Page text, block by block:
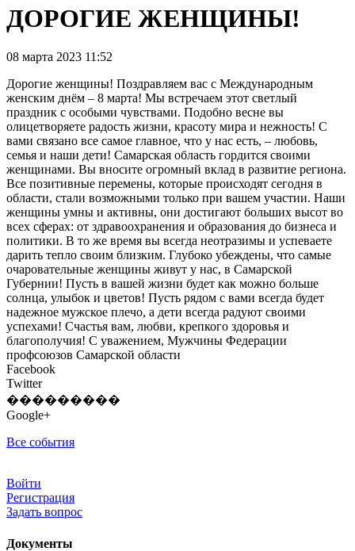
ДОРОГИЕ ЖЕНЩИНЫ!
08 марта 2023 11:52
Дорогие женщины! Поздравляем вас с Международным
женским днём – 8 марта! Мы встречаем этот светлый
праздник с особыми чувствами. Подобно весне вы
олицетворяете радость жизни, красоту мира и нежность! С
вами связано все самое главное, что у нас есть, – любовь,
семья и наши дети! Самарская область гордится своими
женщинами. Вы вносите огромный вклад в развитие региона.
Все позитивные перемены, которые происходят сегодня в
области, стали возможными только при вашем участии. Наши
женщины умны и активны, они достигают больших высот во
всех сферах: от здравоохранения и образования до бизнеса и
политики. В то же время вы всегда неотразимы и успеваете
дарить тепло своим близким. Глубоко убеждены, что самые
очаровательные женщины живут у нас, в Самарской
Губернии! Пусть в вашей жизни будет как можно больше
солнца, улыбок и цветов! Пусть рядом с вами всегда будет
надежное мужское плечо, а дети всегда радуют своими
успехами! Счастья вам, любви, крепкого здоровья и
благополучия! С уважением, Мужчины Федерации
профсоюзов Самарской области
Facebook
Twitter
���������
Google+
Все события
Войти
Регистрация
Задать вопрос
Документы